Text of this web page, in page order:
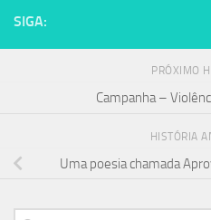
SIGA:
PRÓXIMO
Campanha –
HISTÓRIA
Uma poesia chamada